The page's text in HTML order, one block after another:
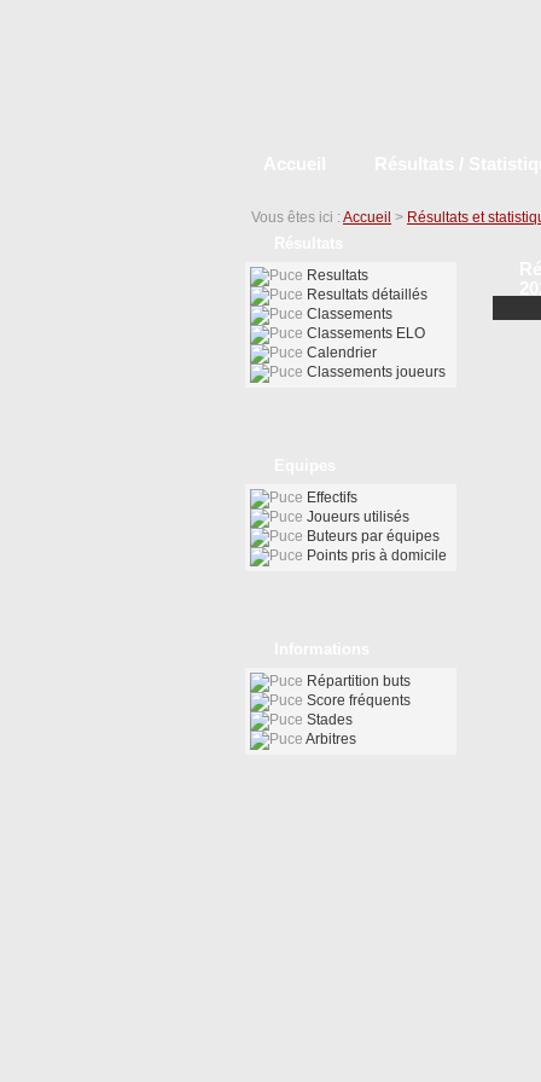
Vous êtes ici : Accueil > Résultats et
Resultats
Resultats détaillés
Classements
Classements ELO
Calendrier
Classements joueurs
Effectifs
Joueurs utilisés
Buteurs par équipes
Points pris à domicile
Répartition buts
Score fréquents
Stades
Arbitres